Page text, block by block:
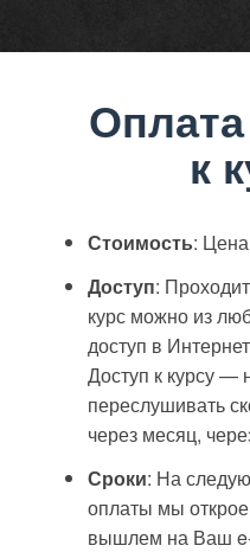
к
Стоимость:
Доступ:
курс можно из
доступ в
Доступ к курсу —
переслушивать
через месяц,
Сроки: На
оплаты мы
вышлем на Ваш